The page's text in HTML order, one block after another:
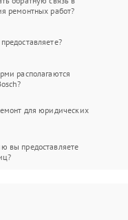
ремонтных работ?
располагаются
для юридических
вы предоставляете